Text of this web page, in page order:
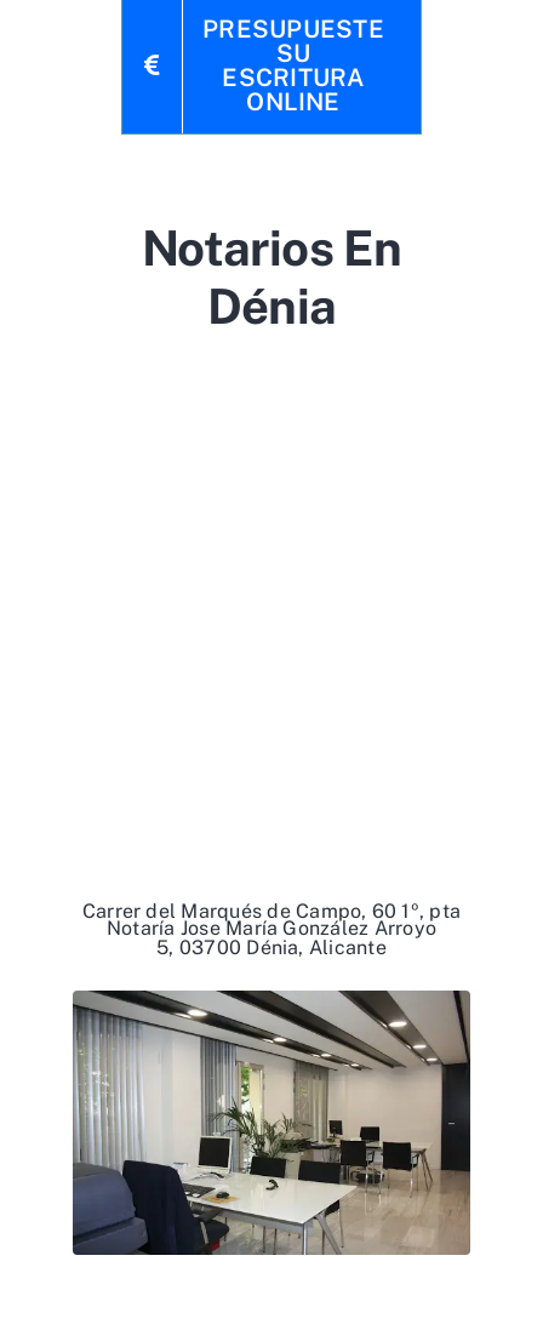
PRESUPUESTE
SU
ESCRITURA
ONLINE
Notarios En
Dénia
Notaría Jose María González Arroyo
Carrer del Marqués de Campo, 60 1º, pta
5, 03700 Dénia, Alicante